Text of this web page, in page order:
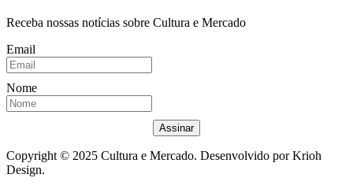
Receba nossas notícias sobre Cultura e Mercado
Email
Nome
Assinar
Copyright © 2025 Cultura e Mercado. Desenvolvido por Krioh
Design.